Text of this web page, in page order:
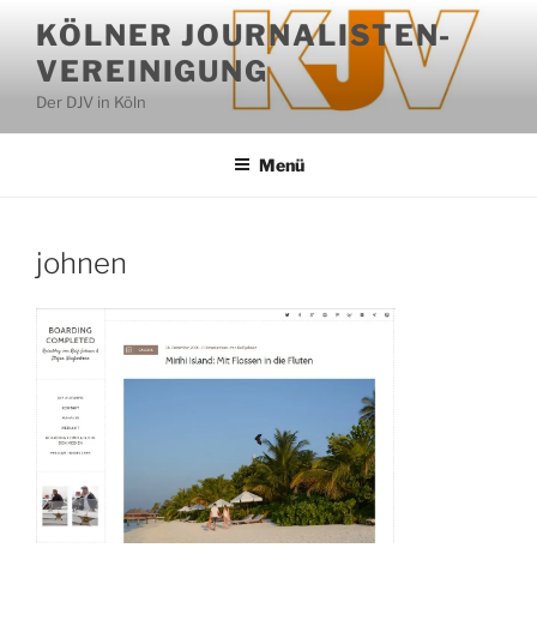
Inhalt
springen
KÖLNER JOURNALISTEN-
VEREINIGUNG
Der DJV in Köln
Menü
johnen